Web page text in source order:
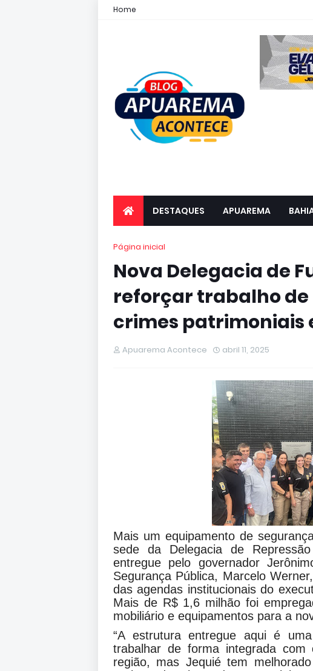
Home
DESTAQUES APUAREMA
Página inicial
Nova Delegacia de
reforçar trabalho de
crimes patrimoniais
Apuarema Acontece abril 11, 2025
Mais um equipamento de
sede da Delegacia de
entregue pelo governador
Segurança Pública, Marcelo
das agendas institucionais do
Mais de R$ 1,6 milhão foi
mobiliário e equipamentos para a
“A estrutura entregue aqui é
trabalhar de forma integrada
região, mas Jequié tem